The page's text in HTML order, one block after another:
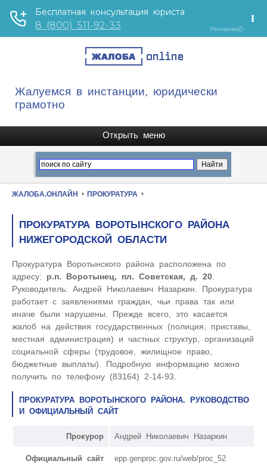
Жалуемся в инстанции, юридически
грамотно
ЖАЛОБА.ОНЛАЙН ПРОКУРАТУРА
ПРОКУРАТУРА ВОРОТЫНСКОГО РАЙОНА
НИЖЕГОРОДСКОЙ ОБЛАСТИ
Прокуратура Воротынского района расположена по
адресу: р.п. Воротынец, пл. Советская, д. 20
Руководитель: Андрей Николаевич Назаркин. Прокуратура
работает с заявлениями граждан, чьи права так или
иначе были нарушены. Прежде всего, это касается
жалоб на действия государственных (полиция, приставы,
местная администрация) и частных структур, организаций
социальной сферы (трудовое, жилищное право,
бюджетные выплаты). Подробную информацию можно
получить по телефону (83164) 2-14-93.
ПРОКУРАТУРА ВОРОТЫНСКОГО РАЙОНА. РУКОВОДСТВО
И ОФИЦИАЛЬНЫЙ САЙТ
Прокурор Андрей Николаевич Назаркин
Официальный сайт epp.genproc.gov.ru/web/proc_52